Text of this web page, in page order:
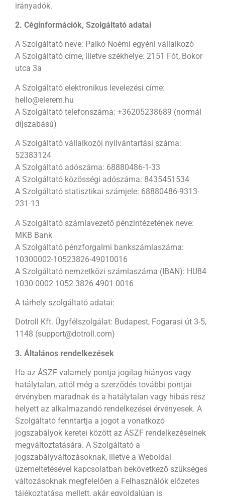
irányadók.
2. Céginformációk, Szolgáltató adatai
A Szolgáltató neve: Palkó Noémi egyéni vállalkozó
A Szolgáltató címe, illetve székhelye: 2151 Fót, Bokor
utca 3a
A Szolgáltató elektronikus levelezési címe:
hello@elerem.hu
A Szolgáltató telefonszáma: +36205238689 (normál
díjszabású)
A Szolgáltató vállalkozói nyilvántartási száma:
52383124
A Szolgáltató adószáma: 68880486-1-33
A Szolgáltató közösségi adószáma: 8435451534
A Szolgáltató statisztikai számjele: 68880486-9313-
231-13
A Szolgáltató számlavezető pénzintézetének neve:
MKB Bank
A Szolgáltató pénzforgalmi bankszámlaszáma:
10300002-10523826-49010016
A Szolgáltató nemzetközi számlaszáma (IBAN): HU84
1030 0002 1052 3826 4901 0016
A tárhely szolgáltató adatai:
Dotroll Kft. Ügyfélszolgálat: Budapest, Fogarasi út 3-5,
1148 (support@dotroll.com)
3. Általános rendelkezések
Ha az ÁSZF valamely pontja jogilag hiányos vagy
hatálytalan, attól még a szerződés további pontjai
érvényben maradnak és a hatálytalan vagy hibás rész
helyett az alkalmazandó rendelkezései érvényesek. A
Szolgáltató fenntartja a jogot a vonatkozó
jogszabályok keretei között az ÁSZF rendelkezéseinek
megváltoztatására. A Szolgáltató a
jogszabályváltozásoknak, illetve a Weboldal
üzemeltetésével kapcsolatban bekövetkező szükséges
változásoknak megfelelően a Felhasználók előzetes
tájékoztatása mellett, akár egyoldalúan is